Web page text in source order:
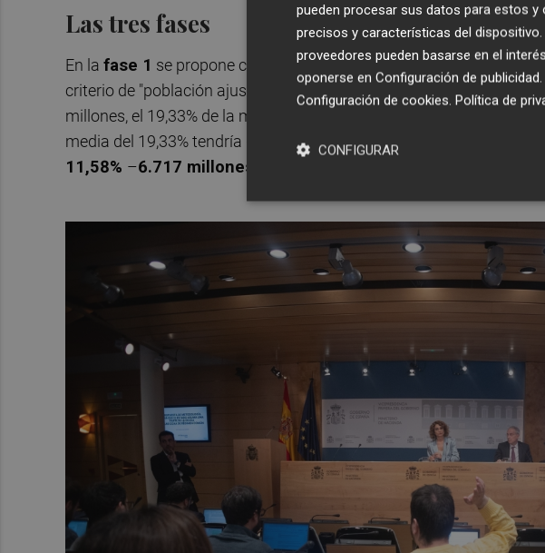
Las tres fases
En la fase 1 se propone condonar el 75% de ese
criterio de "población ajustada". Tras aplicar esta medida, la deuda
millones, el 19,33% de la media de deuda total del conjunto del
media del 19,33% tendría grandes diferencias, ya que
para la
11,58% –6.717 millones
pueden procesar sus datos para estos
precisos y características del
proveedores pueden basarse en el
oponerse en Configuración de publicidad
Configuración de cookies. Política de
CONFIGURAR